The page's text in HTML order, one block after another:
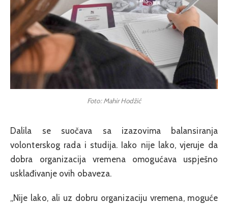
Foto: Mahir Hodžić
Dalila se suočava sa izazovima balansiranja
volonterskog rada i studija. Iako nije lako, vjeruje da
dobra organizacija vremena omogućava uspješno
usklađivanje ovih obaveza.
„Nije lako, ali uz dobru organizaciju vremena, moguće